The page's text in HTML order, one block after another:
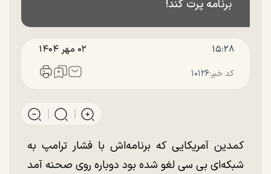
برنامه پرت کند!
۱۵:۲۸ ۰۲ مهر ۱۴۰۴
کد خبر:۱۰۱۲۶
کمدین آمریکایی که برنامه‌اش با فشار ترامپ به
شبکه‌ای بی سی لغو شده بود دوباره روی صحنه آمد